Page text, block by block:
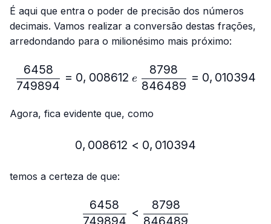
É aqui que entra o poder de precisão dos números
decimais. Vamos realizar a conversão destas frações,
arredondando para o milionésimo mais próximo:
749894
6458
= 0, 008612 e 846489
8798
= 0, 010394
Agora, fica evidente que, como
0,008612 < 0,010394
0, 008612 < 0, 010394
temos a certeza de que:
\frac{6458}{749894} <
749894
6458
<
846489
8798